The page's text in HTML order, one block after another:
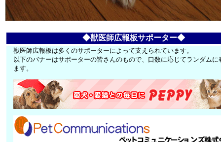
◆獣医師広報板サポーター◆
獣医師広報板は多くのサポーターによって支えられています。
以下のバナーはサポーターの皆さんのもので、口数に応じてランダムに
ます。